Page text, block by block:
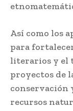
Así como los
para
literarios y el
proyectos de
conservación
recursos